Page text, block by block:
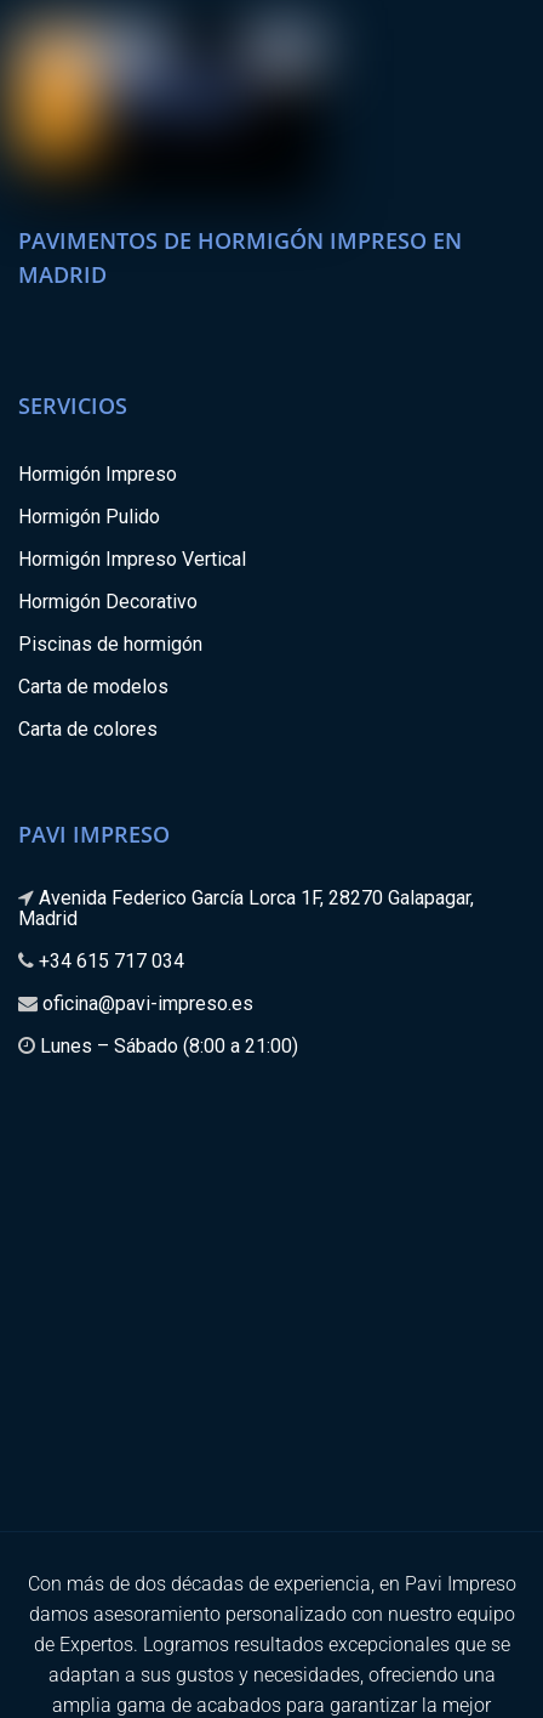
PAVIMENTOS DE HORMIGÓN IMPRESO EN
MADRID
SERVICIOS
Hormigón Impreso
Hormigón Pulido
Hormigón Impreso Vertical
Hormigón Decorativo
Piscinas de hormigón
Carta de modelos
Carta de colores
PAVI IMPRESO
Avenida Federico García Lorca 1F, 28270 Galapagar,
Madrid
+34 615 717 034
oficina@pavi-impreso.es
Lunes – Sábado (8:00 a 21:00)
Con más de dos décadas de experiencia, en Pavi Impreso
damos asesoramiento personalizado con nuestro equipo
de Expertos. Logramos resultados excepcionales que se
adaptan a sus gustos y necesidades, ofreciendo una
amplia gama de acabados para garantizar la mejor